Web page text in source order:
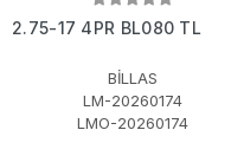
2.75-17 4PR BL080 TL
BİLLAS
LM-20260174
LMO-20260174